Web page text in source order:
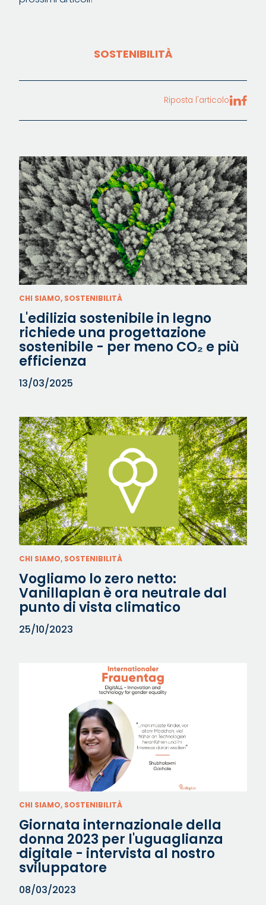
SOSTENIBILITÀ
Riposta l'articolo
CHI SIAMO, SOSTENIBILITÀ
L'edilizia sostenibile in legno
richiede una progettazione
sostenibile - per meno CO₂ e più
efficienza
13/03/2025
CHI SIAMO, SOSTENIBILITÀ
Vogliamo lo zero netto:
Vanillaplan è ora neutrale dal
punto di vista climatico
25/10/2023
CHI SIAMO, SOSTENIBILITÀ
Giornata internazionale della
donna 2023 per l'uguaglianza
digitale - intervista al nostro
sviluppatore
08/03/2023